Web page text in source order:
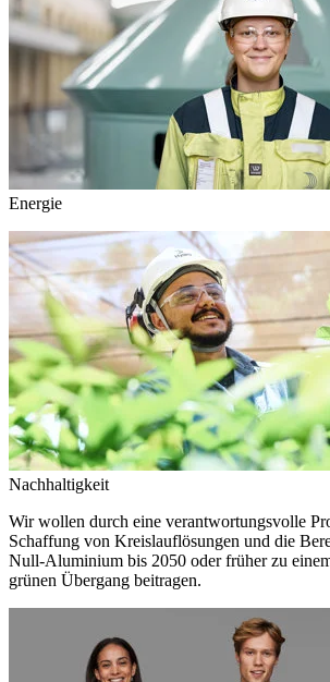
Energie
Nachhaltigkeit
Wir wollen durch eine verantwortungsvolle
Schaffung von Kreislauflösungen und die
Null-Aluminium bis 2050 oder früher zu
grünen Übergang beitragen.